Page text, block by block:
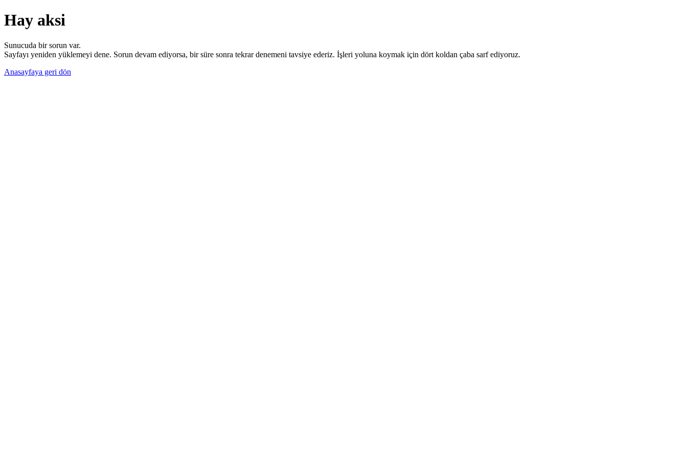
Hay aksi
Sunucuda bir sorun var.
Sayfayı yeniden yüklemeyi dene. Sorun devam ediyorsa, bir süre sonra tekrar denemeni tavsiye ederiz. İşleri yoluna koymak için dört koldan çaba sarf ediyoruz.
Anasayfaya geri dön